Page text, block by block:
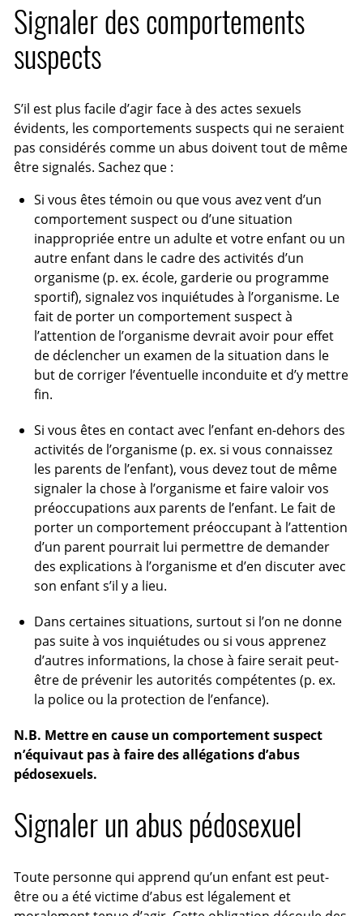
Signaler des comportements
suspects
S’il est plus facile d’agir face à des actes sexuels
évidents, les comportements suspects qui ne seraient
pas considérés comme un abus doivent tout de même
être signalés. Sachez que :
Si vous êtes témoin ou que vous avez vent d’un
comportement suspect ou d’une situation
inappropriée entre un adulte et votre enfant ou un
autre enfant dans le cadre des activités d’un
organisme (p. ex. école, garderie ou programme
sportif), signalez vos inquiétudes à l’organisme. Le
fait de porter un comportement suspect à
l’attention de l’organisme devrait avoir pour effet
de déclencher un examen de la situation dans le
but de corriger l’éventuelle inconduite et d’y mettre
fin.
Si vous êtes en contact avec l’enfant en-dehors des
activités de l’organisme (p. ex. si vous connaissez
les parents de l’enfant), vous devez tout de même
signaler la chose à l’organisme et faire valoir vos
préoccupations aux parents de l’enfant. Le fait de
porter un comportement préoccupant à l’attention
d’un parent pourrait lui permettre de demander
des explications à l’organisme et d’en discuter avec
son enfant s’il y a lieu.
Dans certaines situations, surtout si l’on ne donne
pas suite à vos inquiétudes ou si vous apprenez
d’autres informations, la chose à faire serait peut-
être de prévenir les autorités compétentes (p. ex.
la police ou la protection de l’enfance).
N.B. Mettre en cause un comportement suspect
n’équivaut pas à faire des allégations d’abus
pédosexuels.
Signaler un abus pédosexuel
Toute personne qui apprend qu’un enfant est peut-
être ou a été victime d’abus est légalement et